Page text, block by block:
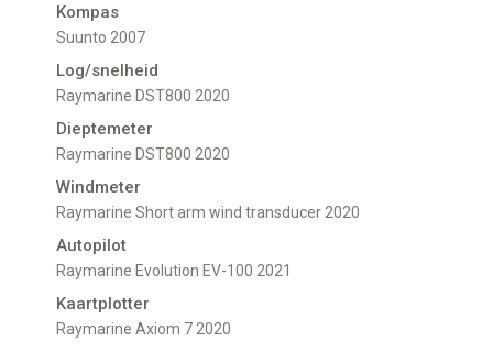
Kompas
Suunto 2007
Log/snelheid
Raymarine DST800 2020
Dieptemeter
Raymarine DST800 2020
Windmeter
Raymarine Short arm wind transducer 2020
Autopilot
Raymarine Evolution EV-100 2021
Kaartplotter
Raymarine Axiom 7 2020